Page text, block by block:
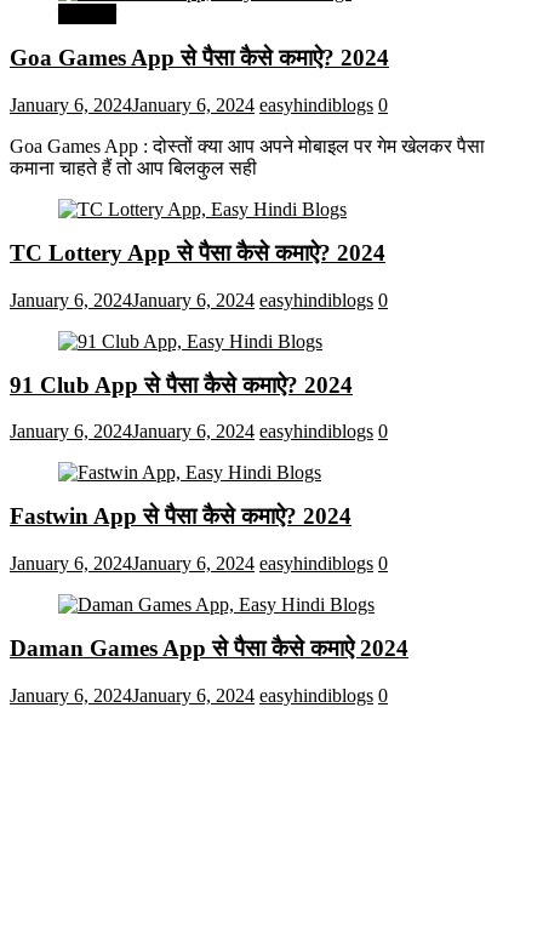
Goa Games App से पैसा कैसे कमाऐ? 2024
January 6, 2024January 6, 2024 easyhindiblogs 0
Goa Games App : दोस्तों क्या आप अपने मोबाइल पर गेम खेलकर पैसा
कमाना चाहते हैं तो आप बिलकुल सही
TC Lottery App से पैसा कैसे कमाऐ? 2024
January 6, 2024January 6, 2024 easyhindiblogs 0
91 Club App से पैसा कैसे कमाऐ? 2024
January 6, 2024January 6, 2024 easyhindiblogs 0
Fastwin App से पैसा कैसे कमाऐ? 2024
January 6, 2024January 6, 2024 easyhindiblogs 0
Daman Games App से पैसा कैसे कमाऐ 2024
January 6, 2024January 6, 2024 easyhindiblogs 0